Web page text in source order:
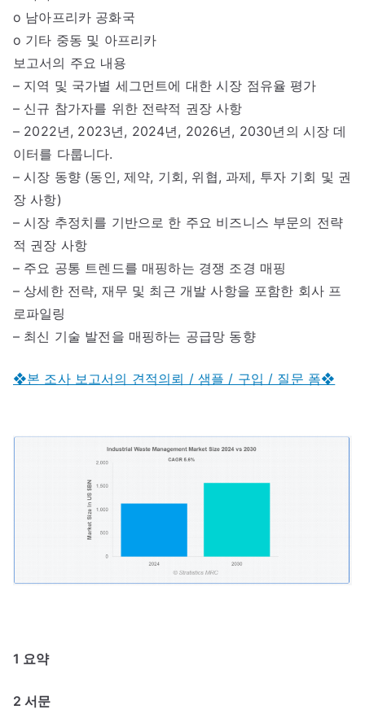
o 남아프리카 공화국
o 기타 중동 및 아프리카
보고서의 주요 내용
– 지역 및 국가별 세그먼트에 대한 시장 점유율 평가
– 신규 참가자를 위한 전략적 권장 사항
– 2022년, 2023년, 2024년, 2026년, 2030년의 시장 데
이터를 다룹니다.
– 시장 동향 (동인, 제약, 기회, 위협, 과제, 투자 기회 및 권
장 사항)
– 시장 추정치를 기반으로 한 주요 비즈니스 부문의 전략
적 권장 사항
– 주요 공통 트렌드를 매핑하는 경쟁 조경 매핑
– 상세한 전략, 재무 및 최근 개발 사항을 포함한 회사 프
로파일링
– 최신 기술 발전을 매핑하는 공급망 동향
❖본 조사 보고서의 견적의뢰 / 샘플 / 구입 / 질문 폼❖
1 요약
2 서문